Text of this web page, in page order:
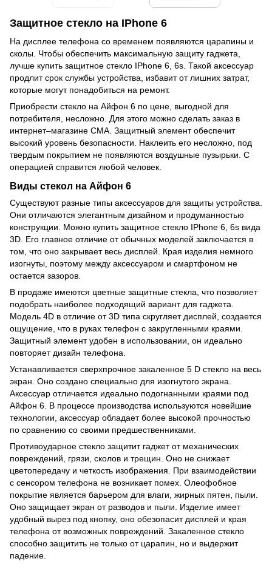
Защитное стекло на IPhone 6
На дисплее телефона со временем появляются царапины и
сколы. Чтобы обеспечить максимальную защиту гаджета,
лучше купить защитное стекло IPhone 6, 6s. Такой аксессуар
продлит срок службы устройства, избавит от лишних затрат,
которые могут понадобиться на ремонт.
Приобрести стекло на Айфон 6 по цене, выгодной для
потребителя, несложно. Для этого можно сделать заказ в
интернет–магазине СМА. Защитный элемент обеспечит
высокий уровень безопасности. Наклеить его несложно, под
твердым покрытием не появляются воздушные пузырьки. С
операцией справится любой человек.
Виды стекол на Айфон 6
Существуют разные типы аксессуаров для защиты устройства.
Они отличаются элегантным дизайном и продуманностью
конструкции. Можно купить защитное стекло IPhone 6, 6s вида
3D. Его главное отличие от обычных моделей заключается в
том, что оно закрывает весь дисплей. Края изделия немного
изогнуты, поэтому между аксессуаром и смартфоном не
остается зазоров.
В продаже имеются цветные защитные стекла, что позволяет
подобрать наиболее подходящий вариант для гаджета.
Модель 4D в отличие от 3D типа скругляет дисплей, создается
ощущение, что в руках телефон с закругленными краями.
Защитный элемент удобен в использовании, он идеально
повторяет дизайн телефона.
Устанавливается сверхпрочное закаленное 5 D стекло на весь
экран. Оно создано специально для изогнутого экрана.
Аксессуар отличается идеально подогнанными краями под
Айфон 6. В процессе производства используются новейшие
технологии, аксессуар обладает более высокой прочностью
по сравнению со своими предшественниками.
Противоударное стекло защитит гаджет от механических
повреждений, грязи, сколов и трещин. Оно не снижает
цветопередачу и четкость изображения. При взаимодействии
с сенсором телефона не возникает помех. Олеофобное
покрытие является барьером для влаги, жирных пятен, пыли.
Оно защищает экран от разводов и пыли. Изделие имеет
удобный вырез под кнопку, оно обезопасит дисплей и края
телефона от возможных повреждений. Закаленное стекло
способно защитить не только от царапин, но и выдержит
падение.